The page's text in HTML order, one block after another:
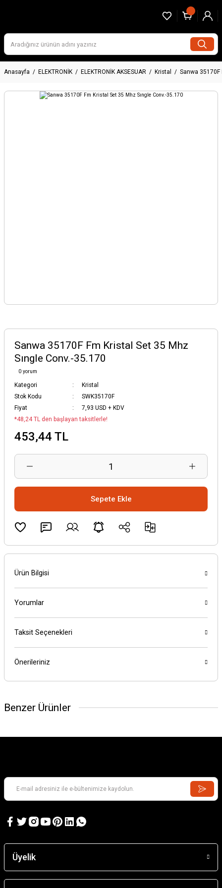
Anasayfa ELEKTRONİK ELEKTRONİK AKSESUAR Kristal Sanwa 35170F
Sanwa 35170F Fm Kristal Set 35 Mhz
Sıngle Conv.-35.170
0 yorum
Kategori
Kristal
Stok Kodu
SWK35170F
Fiyat
7,93 USD + KDV
*48,24 TL den başlayan taksitlerle!
453,44 TL
Sepete Ekle
Ürün Bilgisi
Yorumlar
Taksit Seçenekleri
Önerileriniz
Benzer Ürünler
Acoms 435160 Fm 40Mhz Kristal Set
Üyelik